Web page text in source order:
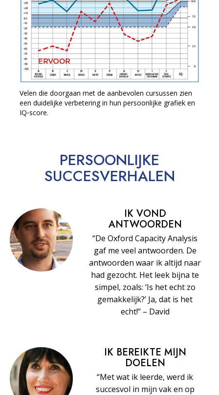
Velen die doorgaan met de aanbevolen cursussen zien
een duidelijke verbetering in hun persoonlijke grafiek en
IQ‑score.
PERSOONLIJKE
SUCCESVERHALEN
IK VOND
ANTWOORDEN
“De Oxford Capacity Analysis
gaf me veel antwoorden. De
antwoorden waar ik altijd naar
had gezocht. Het leek bijna te
simpel, zoals: ‘Is het echt zo
gemakkelijk?’ Ja, dat is het
echt!” – David
IK BEREIKTE MIJN
DOELEN
“Met wat ik leerde, werd ik
succesvol in mijn vak en op